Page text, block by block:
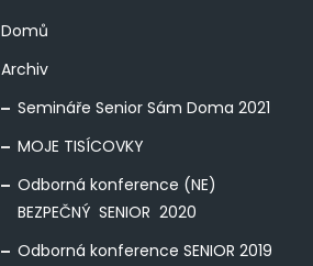
Domů
Archiv
Semináře Senior Sám Doma 2021
MOJE TISÍCOVKY
Odborná konference (NE)
BEZPEČNÝ SENIOR 2020
Odborná konference SENIOR 2019